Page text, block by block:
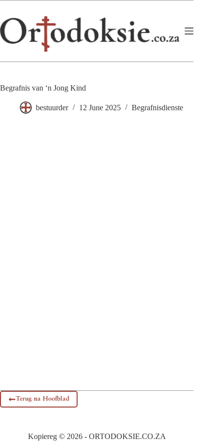
content
Begrafnis van ‘n Jong Kind
bestuurder 12 June 2025 Begrafnisdienste
Terug na Hoofblad
Kopiereg © 2026 - ORTODOKSIE.CO.ZA